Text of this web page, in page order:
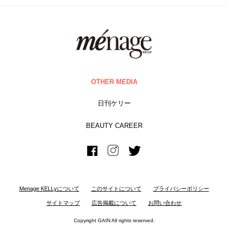
OTHER MEDIA
日刊ケリー
BEAUTY CAREER
Menage KELLyについて このサイトについて プライバシーボリシー
サイトマップ 広告掲載について お問い合わせ
Copyright GAIN All rights reserved.